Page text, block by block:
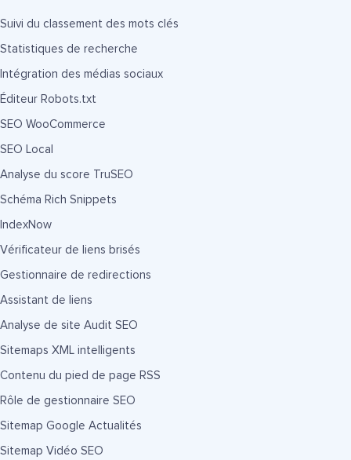
Suivi du classement des mots clés
Statistiques de recherche
Intégration des médias sociaux
Éditeur Robots.txt
SEO WooCommerce
SEO Local
Analyse du score TruSEO
Schéma Rich Snippets
IndexNow
Vérificateur de liens brisés
Gestionnaire de redirections
Assistant de liens
Analyse de site Audit SEO
Sitemaps XML intelligents
Contenu du pied de page RSS
Rôle de gestionnaire SEO
Sitemap Google Actualités
Sitemap Vidéo SEO